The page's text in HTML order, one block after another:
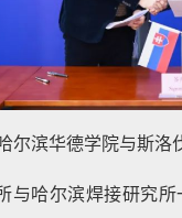
尔滨华德学院与斯
与哈尔滨焊接研究